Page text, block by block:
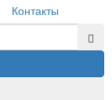
Контакты